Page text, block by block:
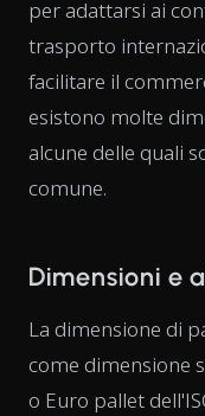
per adattarsi ai
trasporto
facilitare il
esistono molte
alcune delle quali
comune.
Dimensioni e
La dimensione di
come dimensione
o Euro pallet